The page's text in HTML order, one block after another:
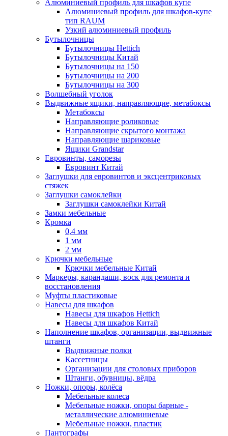
Алюминиевый профиль для шкафов купе
Алюминиевый профиль для шкафов-купе
тип RAUM
Узкий алюминиевый профиль
Бутылочницы
Бутылочницы Hettich
Бутылочницы Китай
Бутылочницы на 150
Бутылочницы на 200
Бутылочницы на 300
Волшебный уголок
Выдвижные ящики, направляющие, метабоксы
Метабоксы
Направляющие роликовые
Направляющие скрытого монтажа
Направляющие шариковые
Ящики Grandstar
Евровинты, саморезы
Евровинт Китай
Заглушки для евровинтов и эксцентриковых
стяжек
Заглушки самоклейки
Заглушки самоклейки Китай
Замки мебельные
Кромка
0,4 мм
1 мм
2 мм
Крючки мебельные
Крючки мебельные Китай
Маркеры, карандаши, воск для ремонта и
восстановления
Муфты пластиковые
Навесы для шкафов
Навесы для шкафов Hettich
Навесы для шкафов Китай
Наполнение шкафов, организации, выдвижные
штанги
Выдвижные полки
Кассетницы
Организации для столовых приборов
Штанги, обувницы, вёдра
Ножки, опоры, колёса
Мебельные колеса
Мебельные ножки, опоры барные -
металлические алюминиевые
Мебельные ножки, пластик
Пантографы